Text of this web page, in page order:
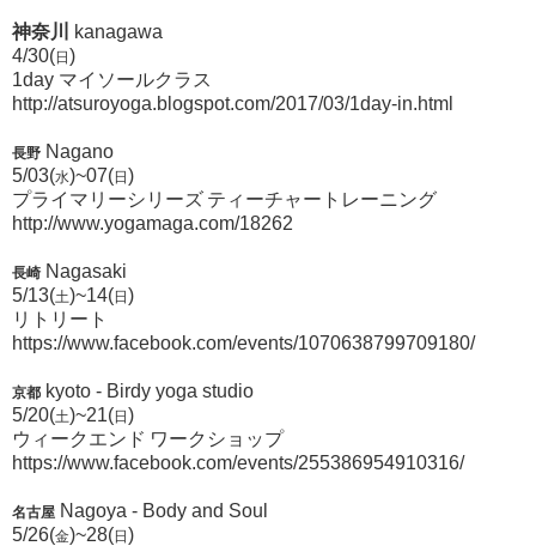
神奈川
kanagawa
4/30(日)
1day マイソールクラス
http://atsuroyoga.blogspot.com/2017/03/1day-in.html
長野 Nagano
5/03(水)~07(日)
プライマリーシリーズ ティーチャートレーニング
http://www.yogamaga.com/18262
長崎 Nagasaki
5/13(土)~14(日)
リトリート
https://www.facebook.com/events/1070638799709180/
京都 kyoto - Birdy yoga studio
5/20(土)~21(日)
ウィークエンド ワークショップ
https://www.facebook.com/events/255386954910316/
名古屋 Nagoya - Body and Soul
5/26(金)~28(日)